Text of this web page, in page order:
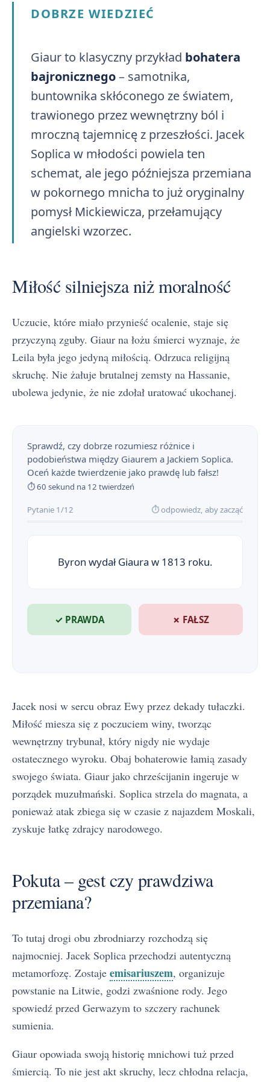
DOBRZE WIEDZIEĆ
Giaur to klasyczny przykład bohatera
bajronicznego– samotnika,
buntownika skłóconego ze światem,
trawionego przez wewnętrzny ból i
mroczną tajemnicę z przeszłości. Jacek
Soplica w młodości powiela ten
schemat, ale jego późniejsza przemiana
w pokornego mnicha to już oryginalny
pomysł Mickiewicza, przełamujący
angielski wzorzec.
Miłość silniejsza niż moralność
Uczucie, które miało przynieść ocalenie, staje się
przyczyną zguby. Giaur na łożu śmierci wyznaje, że
Leila była jego jedyną miłością. Odrzuca religijną
skruchę. Nie żałuje brutalnej zemsty na Hassanie,
ubolewa jedynie, że nie zdołał uratować ukochanej.
Sprawdź, czy dobrze rozumiesz różnice i
podobieństwa między Giaurem a Jackiem Soplica.
Oceń każde twierdzenie jako prawdę lub fałsz!
⏱ 60 sekund na 12 twierdzeń
Pytanie 1/12 ⏱ odpowiedz, aby zacząć
Byron wydał Giaura w 1813 roku.
✓ PRAWDA ✗ FAŁSZ
Jacek nosi w sercu obraz Ewy przez dekady tułaczki.
Miłość miesza się z poczuciem winy, tworząc
wewnętrzny trybunał, który nigdy nie wydaje
ostatecznego wyroku. Obaj bohaterowie łamią zasady
swojego świata. Giaur jako chrześcijanin ingeruje w
porządek muzułmański. Soplica strzela do magnata, a
ponieważ atak zbiega się w czasie z najazdem Moskali,
zyskuje łatkę zdrajcy narodowego.
Pokuta – gest czy prawdziwa
przemiana?
To tutaj drogi obu zbrodniarzy rozchodzą się
najmocniej. Jacek Soplica przechodzi autentyczną
metamorfozę. Zostaje emisariuszem, organizuje
powstanie na Litwie, godzi zwaśnione rody. Jego
spowiedź przed Gerwazym to szczery rachunek
sumienia.
Giaur opowiada swoją historię mnichowi tuż przed
śmiercią. To nie jest akt skruchy, lecz chłodna relacja,